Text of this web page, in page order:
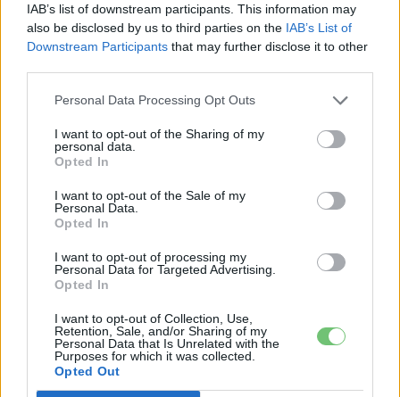
IAB’s list of downstream participants. This information may
also be disclosed by us to third parties on the IAB’s List of
Downstream Participants that may further disclose it to other
Personal Data Processing Opt Outs
I want to opt-out of the Sharing of my
personal data.
Opted In
I want to opt-out of the Sale of my
Personal Data.
Opted In
I want to opt-out of processing my
Personal Data for Targeted Advertising.
Opted In
I want to opt-out of Collection, Use,
Retention, Sale, and/or Sharing of my
Personal Data that Is Unrelated with the
Purposes for which it was collected.
Opted Out
teljesítményű hajtásláncok– ezek mind azt jelzik, hogy
a csillagos márka komolyan veszi az elektromos átállást. A
modell bemutatkozása a müncheni szalonon várható, de a
ez az elektromos GLC komoly kihívó lesz a szegmensben.
Kövesd az e-cars.hu-t a Facebookon is, további
CÍMKÉK e-mobilitás Elektromobilitás
Elektromos autó
Mercedes-Benz
Mercedes-Benz GLC